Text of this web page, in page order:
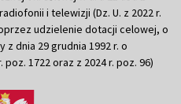
i telewizji (Dz. U. z 2022 r.
udzielenie dotacji celowej, o
dnia 29 grudnia 1992 r. o
1722 oraz z 2024 r. poz. 96)